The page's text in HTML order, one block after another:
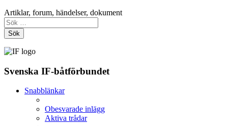
Artiklar, forum, händelser, dokument
Sök
Svenska IF-båtförbundet
Snabblänkar
Obesvarade inlägg
Aktiva trådar